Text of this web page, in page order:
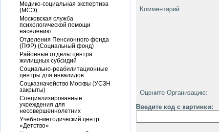
Комментарий
Оцените Организацию:
Введите код с картинки:
Медико-социальная экспертиза
(МСЭ)
Московская служба
психологической помощи
населению
Отделения Пенсионного фонда
(ПФР) (Социальный фонд)
Районные отделы центра
жилищных субсидий
Социально-реабилитационные
центры для инвалидов
Соцказначейство Москвы (УСЗН
закрыты)
Специализированные
учреждения для
несовершеннолетних
Учебно-методический центр
«Детство»